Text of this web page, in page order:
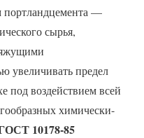
портландцемента —
сырья,
увеличивать предел
под воздействием всей
химически-
10178-85